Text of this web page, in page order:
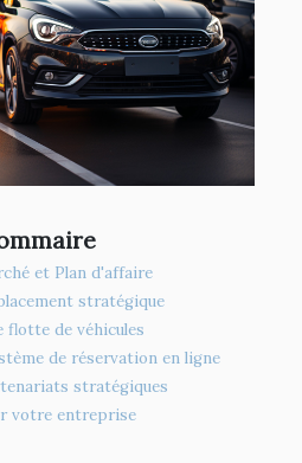
et Plan d'affaire
stratégique
flotte de véhicules
de réservation en ligne
stratégiques
votre entreprise